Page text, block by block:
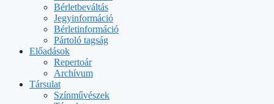
Bérletbeváltás
Jegyinformáció
Bérletinformáció
Pártoló tagság
Előadások
Repertoár
Archívum
Társulat
Színművészek